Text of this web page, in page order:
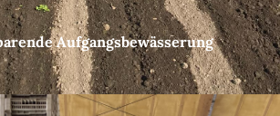
Aufgangsbewässerung